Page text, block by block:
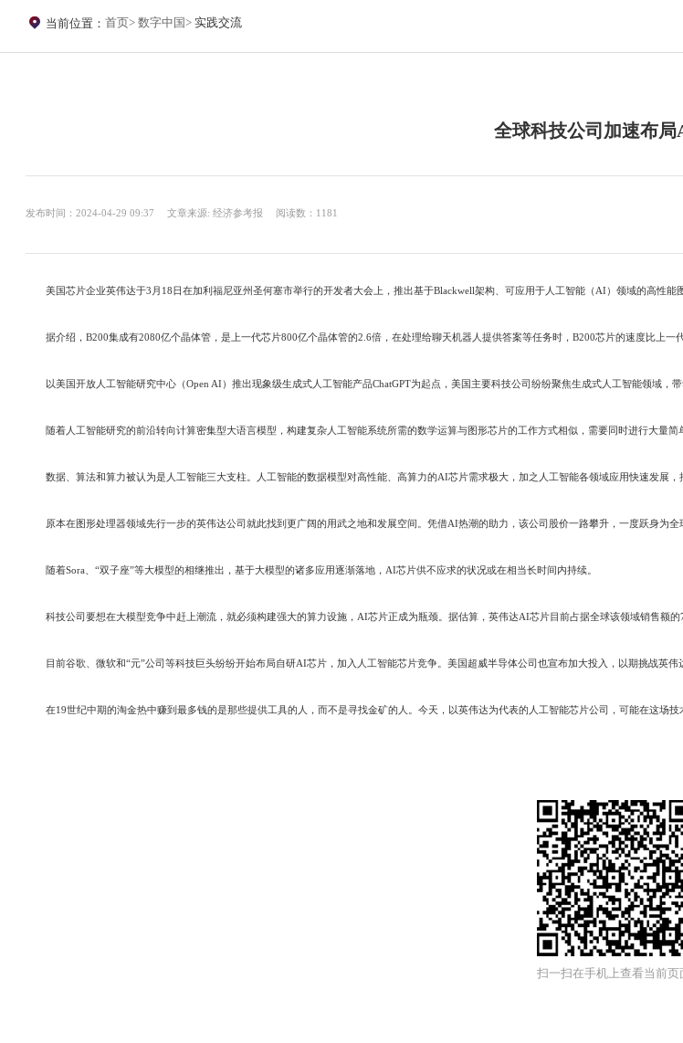
当前位置：首页 数字中国 实践交流
全球科技公司加速布
发布时间：2024-04-29 09:37 文章来源: 经济参考报 阅读数：1181
美国芯片企业英伟达于3月18日在加利福尼亚州圣何塞市举行的开发者大会上，推出基于Blackwell架构、可应用于人工智能（AI）领域的高性能
据介绍，B200集成有2080亿个晶体管，是上一代芯片800亿个晶体管的2.6倍，在处理给聊天机器人提供答案等任务时，B200芯片的速度比上一
以美国开放人工智能研究中心（Open AI）推出现象级生成式人工智能产品ChatGPT为起点，美国主要科技公司纷纷聚焦生成式人工智能领域，带
随着人工智能研究的前沿转向计算密集型大语言模型，构建复杂人工智能系统所需的数学运算与图形芯片的工作方式相似，需要同时进行大量简
数据、算法和算力被认为是人工智能三大支柱。人工智能的数据模型对高性能、高算力的AI芯片需求极大，加之人工智能各领域应用快速发展，
原本在图形处理器领域先行一步的英伟达公司就此找到更广阔的用武之地和发展空间。凭借AI热潮的助力，该公司股价一路攀升，一度跃身为全
随着Sora、“双子座”等大模型的相继推出，基于大模型的诸多应用逐渐落地，AI芯片供不应求的状况或在相当长时间内持续。
科技公司要想在大模型竞争中赶上潮流，就必须构建强大的算力设施，AI芯片正成为瓶颈。据估算，英伟达AI芯片目前占据全球该领域销售额的
目前谷歌、微软和“元”公司等科技巨头纷纷开始布局自研AI芯片，加入人工智能芯片竞争。美国超威半导体公司也宣布加大投入，以期挑战英
在19世纪中期的淘金热中赚到最多钱的是那些提供工具的人，而不是寻找金矿的人。今天，以英伟达为代表的人工智能芯片公司，可能在这场技
扫一扫在手机上查看当前页